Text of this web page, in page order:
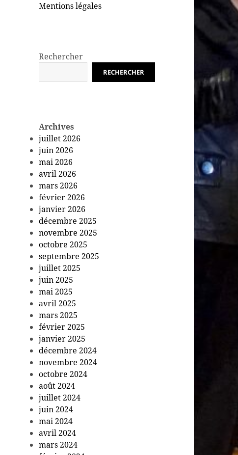
Mentions légales
Rechercher
RECHERCHER
Archives
juillet 2026
juin 2026
mai 2026
avril 2026
mars 2026
février 2026
janvier 2026
décembre 2025
novembre 2025
octobre 2025
septembre 2025
juillet 2025
juin 2025
mai 2025
avril 2025
mars 2025
février 2025
janvier 2025
décembre 2024
novembre 2024
octobre 2024
août 2024
juillet 2024
juin 2024
mai 2024
avril 2024
mars 2024